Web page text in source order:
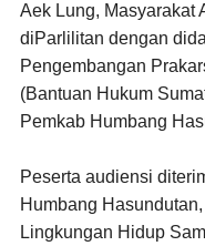
Aek Lung, Masyarakat
diParlilitan dengan
Pengembangan
(Bantuan Hukum
Pemkab Humbang
Peserta audiensi
Humbang
Lingkungan Hidup